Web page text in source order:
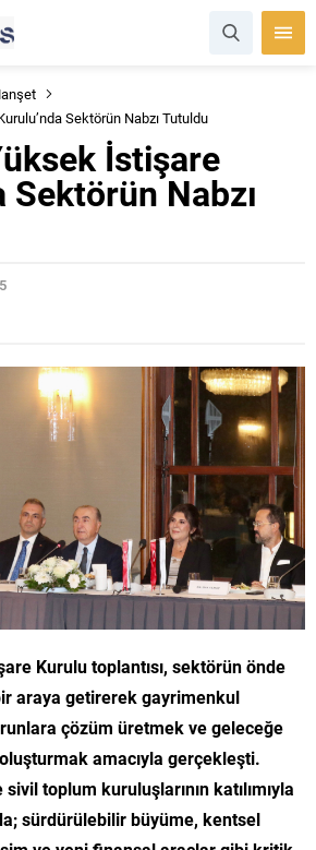
Sektörün Nabzı Tutuldu
İstişare
Sektörün Nabzı
Kurulu toplantısı, sektörün önde
araya getirerek gayrimenkul
çözüm üretmek ve geleceğe
amacıyla gerçekleşti.
toplum kuruluşlarının katılımıyla
sürdürülebilir büyüme, kentsel